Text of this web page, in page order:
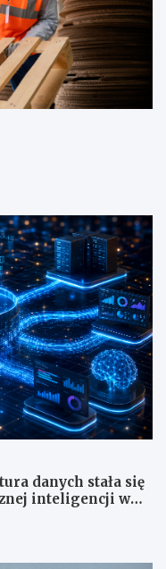
danych stała się
inteligencji w